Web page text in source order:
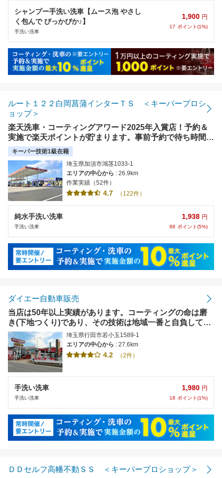
シャンプー手洗い洗車【ムース泡 やさし
く包んで ぴっかぴか♪】
手洗い洗車
1,900 円
17 ポイント(1%)
ルート１２２白岡菖蒲インターＴＳ ＜キーパープロシ
ョップ＞
楽天洗車・コーティングアワード2025年入賞店！予約＆
実施で楽天ポイントが貯まります。事前予約で待ち時間な
し。＜ルート１２２白岡菖蒲インターＴＳ＞
キーパー技術1級在籍
埼玉県加須市鴻茎1033-1
エリアの中心から : 26.9km
作業実績（52件）
4.7 （122件）
純水手洗い洗車
手洗い洗車
1,938 円
88 ポイント(5%)
ダイエー自動車販売
当店は50年以上実績があります。コーティングの命は磨
き(下地つくり)であり、その技術は地域一番と自負してお
ります。【使えます】PAYPAY,楽天PAYなど各種電子マ
ネーやカード対応
埼玉県行田市若小玉1589-1
エリアの中心から : 27.6km
4.2 （2件）
手洗い洗車
手洗い洗車
1,980 円
18 ポイント(1%)
ＤＤセルフ高幡不動ＳＳ ＜キーパープロショップ＞